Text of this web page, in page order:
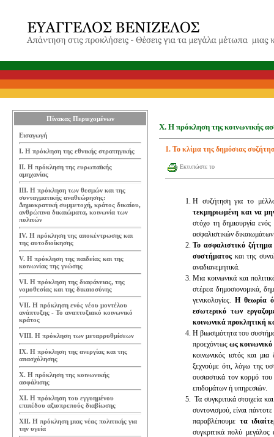
Πίνακας Περιεχομένων
Εισαγωγή
Ι. Η πρόκληση της εθνικής στρατηγικής
ΙΙ. Η πρόκληση της ευρωπαϊκής
αμηχανίας
ΙΙΙ. Η πρόκληση των θεσμών και της
συνταγματικής αναθεώρησης:
Δημοκρατική συμμετοχή, κράτος δικαίου,
ανθρώπινα δικαιώματα, κοινωνία των
πολιτών
IV. Η πρόκληση της αποκέντρωσης και
της αυτοδιοίκησης
V. Η πρόκληση της παιδείας και της
κοινωνίας της γνώσης
VI. Η πρόκληση της διαφάνειας, της
νομοθεσίας και της δικαιοσύνης
VII. Η πρόκληση ενός νέου μοντέλου
ανάπτυξης - Το αναπτυξιακό κοινωνικό
κράτος
VIII. Η πρόκληση των μεταρρυθμίσεων
IX. Η πρόκληση της ανεργίας και της
απασχόλησης
Χ. Η πρόκληση της κοινωνικής
ασφάλισης
ΧΙ. Η πρόκληση του εγγυημένου
επιπέδου αξιοπρεπούς διαβίωσης
ΧΙΙ. Η πρόκληση μιας νέας πολιτικής για
την υγεία
Χ. Η πρόκληση της κοινωνικής
1. Το κλίμα της δημόσιας
Εκτυπώστε το
Η συζήτηση για το
τεκμηριωμένη και να
στόχο τη δημιουργία
ασφαλιστικών
Το ασφαλιστικό
συστήματος και της
αναδιανεμητικά.
Μια κοινωνικά και
στέρεα δημοσιονομικά,
γενικολογίες. Η θεωρία
εσωτερικό των
κοινωνικά προκλητική
Η βιωσιμότητα του
προεχόντωςως
κοινωνικός ιστός και
ξεχνούμε ότι, λόγω της
ουσιαστικά τον κορμό
επιδομάτων ή υπηρεσιών.
Τα συγκριτικά στοιχεία
συντονισμού, είναι
παραβλέπουμε τα
συγκριτικά πολύ